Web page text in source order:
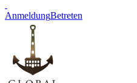
AnmeldungBetreten